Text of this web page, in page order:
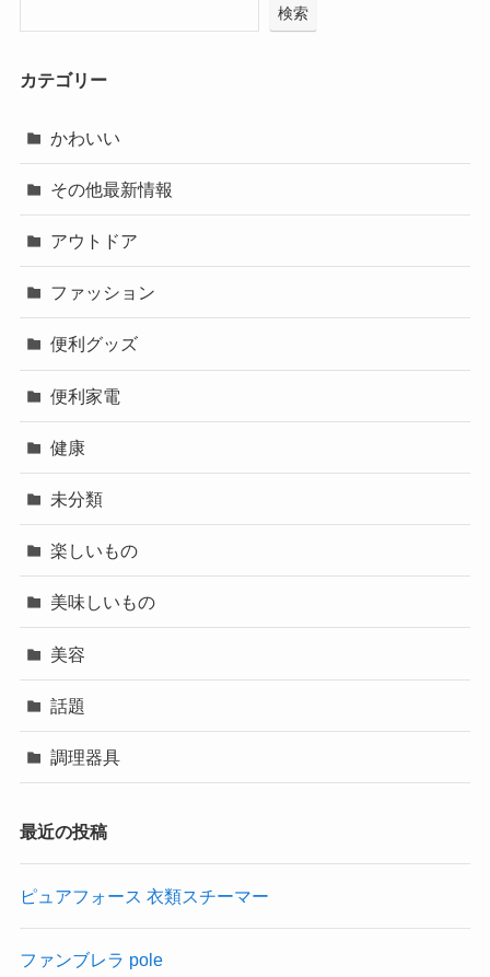
検索
カテゴリー
かわいい
その他最新情報
アウトドア
ファッション
便利グッズ
便利家電
健康
未分類
楽しいもの
美味しいもの
美容
話題
調理器具
最近の投稿
ピュアフォース 衣類スチーマー
ファンブレラ pole